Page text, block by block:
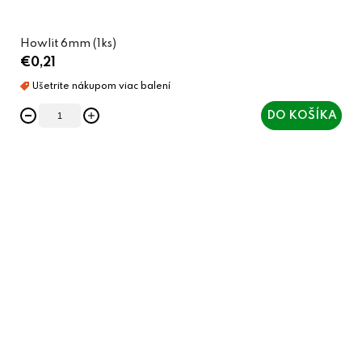
Howlit 6mm (1ks)
€0,21
DO KOŠÍKA